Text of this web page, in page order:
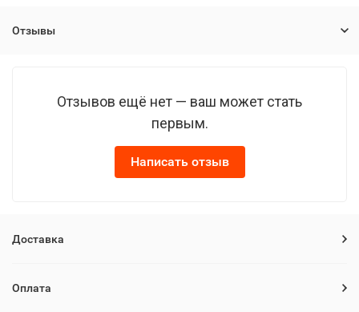
Отзывы
Отзывов ещё нет — ваш может стать
первым.
Написать отзыв
Доставка
Оплата